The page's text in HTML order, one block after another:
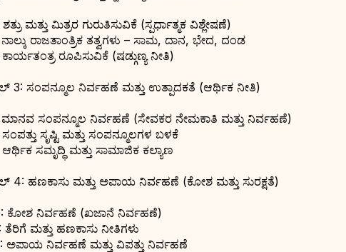
ಮತ್ತು ಮಿತ್ರರ ಗುರುತಿಸುವಿಕೆ (ಸ್ಪರ್ಧಾತ್ಮಕ ವಿಶ್ಲೇಷಣೆ)
ರಾಜತಾಂತ್ರಿಕ ತತ್ವಗಳು – ಸಾಮ, ದಾನ, ಭೇದ, ದಂಡ
ರೂಪಿಸುವಿಕೆ (ಷಡ್ಗುಣ್ಯ ನೀತಿ)
3: ಸಂಪನ್ಮೂಲ ನಿರ್ವಹಣೆ ಮತ್ತು ಉತ್ಪಾದಕತೆ (ಆರ್ಥಿಕ ನೀತಿ)
ಮಾನವ ಸಂಪನ್ಮೂಲ ನಿರ್ವಹಣೆ (ಸೇವಕರ ನೇಮಕಾತಿ ಮತ್ತು ನಿರ್ವಹಣೆ)
ಸೃಷ್ಟಿ ಮತ್ತು ಸಂಪನ್ಮೂಲಗಳ ಬಳಕೆ
ಸಮೃದ್ಧಿ ಮತ್ತು ಸಾಮಾಜಿಕ ಕಲ್ಯಾಣ
4: ಹಣಕಾಸು ಮತ್ತು ಅಪಾಯ ನಿರ್ವಹಣೆ (ಕೋಶ ಮತ್ತು ಸುರಕ್ಷತೆ)
ಕೋಶ ನಿರ್ವಹಣೆ (ಖಜಾನೆ ನಿರ್ವಹಣೆ)
ತೆರಿಗೆ ಮತ್ತು ಹಣಕಾಸು ನೀತಿಗಳು
ಅಪಾಯ ನಿರ್ವಹಣೆ ಮತ್ತು ವಿಪತ್ತು ನಿರ್ವಹಣೆ